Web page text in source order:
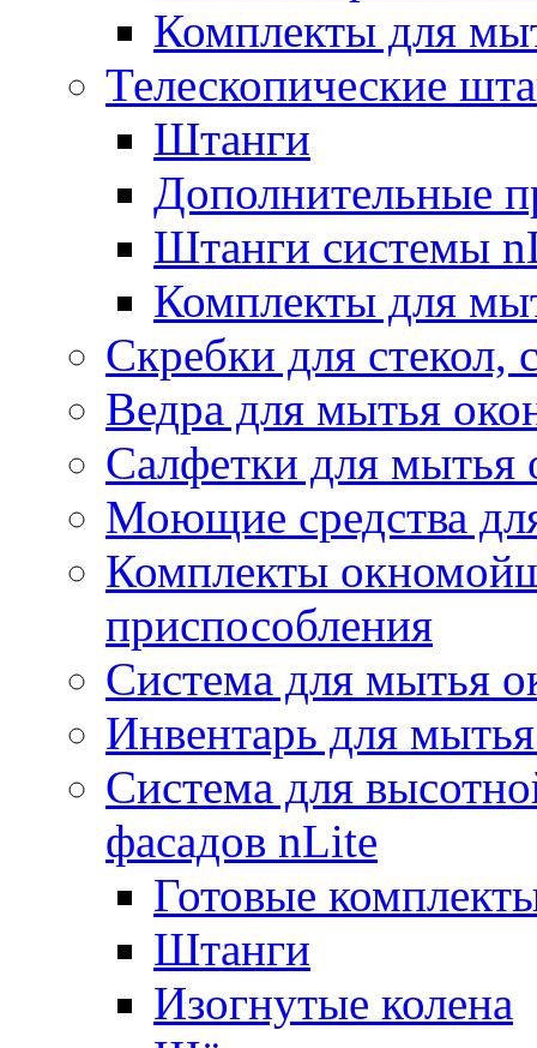
Комплекты для
Телескопические
Штанги
Дополнительные
Штанги системы
Комплекты для
Скребки для стекол,
Ведра для мытья
Салфетки для мытья
Моющие средства
Комплекты
приспособления
Система для мытья
Инвентарь для
Система для
фасадов nLite
Готовые
Штанги
Изогнутые колена